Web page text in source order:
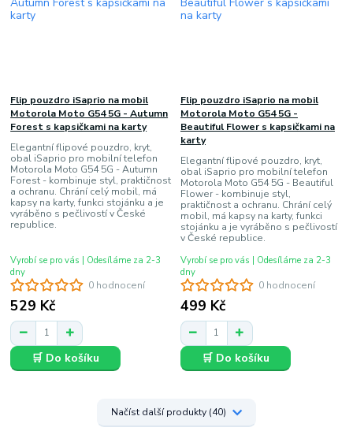
0 hodnocení
Flip pouzdro iSaprio na mobil
Motorola Moto G54 5G - Autumn
Forest s kapsičkami na karty
Elegantní flipové pouzdro, kryt,
obal iSaprio pro mobilní telefon
Motorola Moto G54 5G - Autumn
Forest - kombinuje styl, praktičnost
a ochranu. Chrání celý mobil, má
kapsy na karty, funkci stojánku a je
vyráběno s pečlivostí v České
republice.
529 Kč
Vyrobí se pro vás | Odesíláme za 2-3
dny
🛒 Do košíku
0 hodnocení
Flip pouzdro iSaprio na mobil
Motorola Moto G54 5G -
Beautiful Flower s kapsičkami na
karty
Elegantní flipové pouzdro, kryt,
obal iSaprio pro mobilní telefon
Motorola Moto G54 5G - Beautiful
Flower - kombinuje styl,
praktičnost a ochranu. Chrání celý
mobil, má kapsy na karty, funkci
stojánku a je vyráběno s pečlivostí
v České republice.
499 Kč
Vyrobí se pro vás | Odesíláme za 2-3
dny
🛒 Do košíku
Načíst další produkty (40)